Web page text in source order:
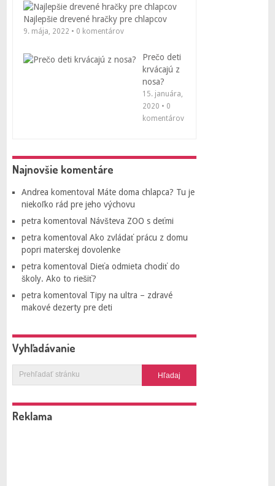
Najlepšie drevené hračky pre chlapcov
9. mája, 2022 • 0 komentárov
Prečo deti
krvácajú z
nosa?
15. januára,
2020 • 0
komentárov
Najnovšie komentáre
Andrea komentoval Máte doma chlapca? Tu je
niekoľko rád pre jeho výchovu
petra komentoval Návšteva ZOO s deťmi
petra komentoval Ako zvládať prácu z domu
popri materskej dovolenke
petra komentoval Dieťa odmieta chodiť do
školy. Ako to riešiť?
petra komentoval Tipy na ultra – zdravé
makové dezerty pre deti
Vyhľadávanie
Reklama